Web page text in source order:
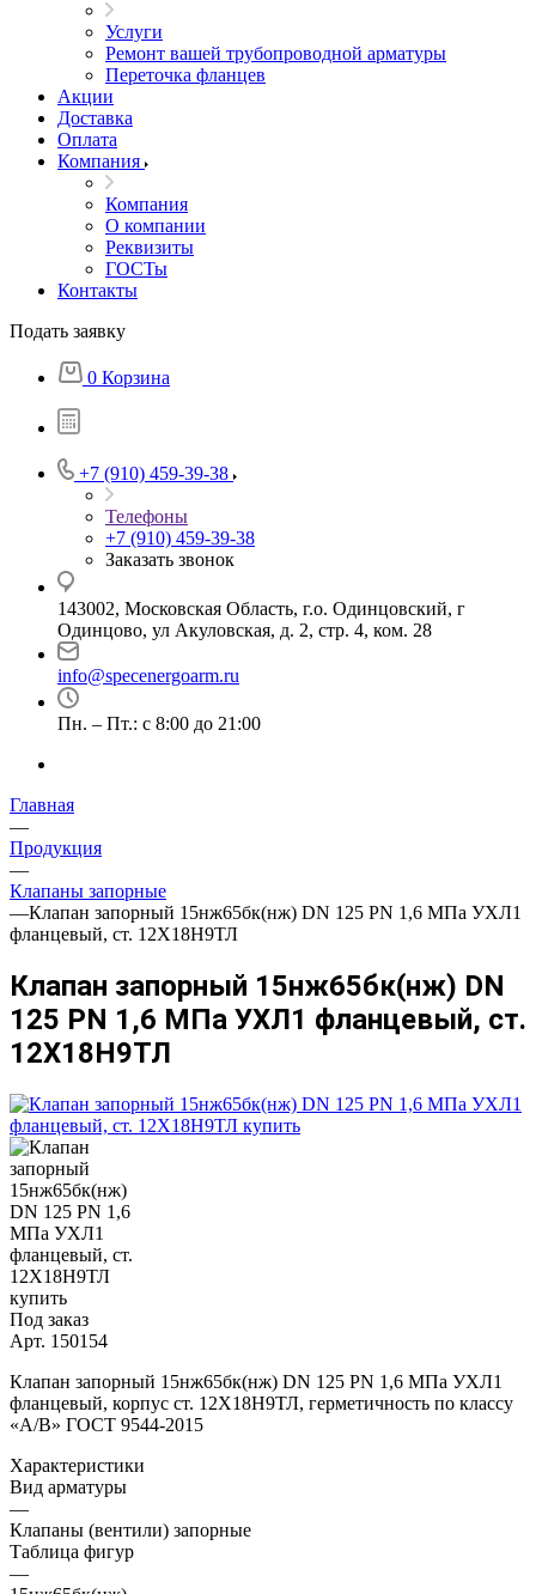
Услуги
Ремонт вашей трубопроводной арматуры
Переточка фланцев
Акции
Доставка
Оплата
Компания
Компания
О компании
Реквизиты
ГОСТы
Контакты
Подать заявку
0 Корзина
+7 (910) 459-39-38
Телефоны
+7 (910) 459-39-38
Заказать звонок
143002, Московская Область, г.о. Одинцовский, г
Одинцово, ул Акуловская, д. 2, стр. 4, ком. 28
info@specenergoarm.ru
Пн. – Пт.: с 8:00 до 21:00
Главная
—
Продукция
—
Клапаны запорные
—Клапан запорный 15нж65бк(нж) DN 125 PN 1,6 МПа УХЛ1
фланцевый, ст. 12Х18Н9ТЛ
Клапан запорный 15нж65бк(нж) DN
125 PN 1,6 МПа УХЛ1 фланцевый, ст.
12Х18Н9ТЛ
Под заказ
Арт. 150154
Клапан запорный 15нж65бк(нж) DN 125 PN 1,6 МПа УХЛ1
фланцевый, корпус ст. 12Х18Н9ТЛ, герметичность по классу
«А/B» ГОСТ 9544-2015
Характеристики
Вид арматуры
—
Клапаны (вентили) запорные
Таблица фигур
—